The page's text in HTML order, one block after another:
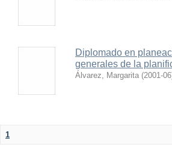
Diplomado en
generales de la
Álvarez, Margarita (2001-06
1